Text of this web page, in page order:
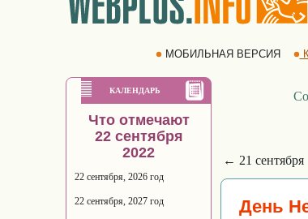
МОБИЛЬНАЯ ВЕРСИЯ
КАЛЕНДАРЬ
Что отмечают
22 сентября
2022
22 сентября, 2026 год
22 сентября, 2027 год
← 21 сентября
День